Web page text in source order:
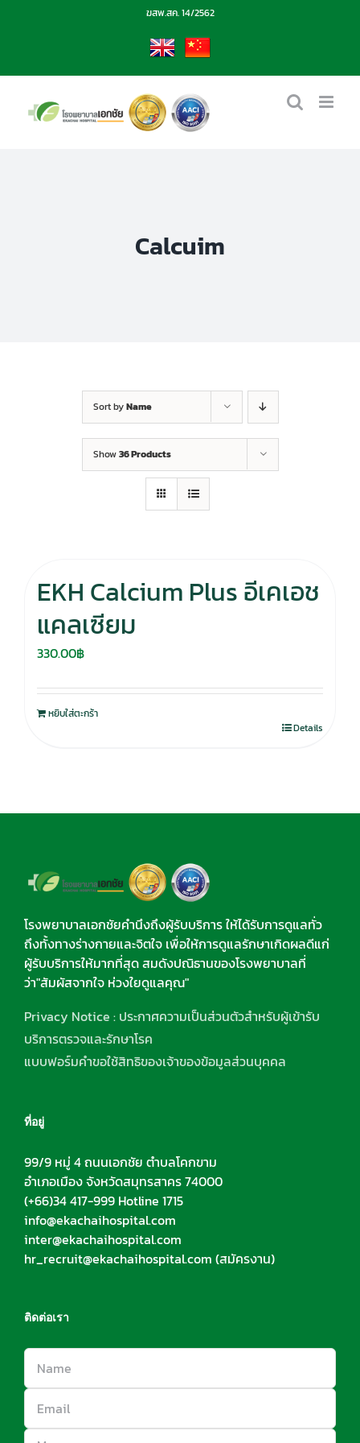
ฆสพ.สค. 14/2562
EN CN
Calcuim
Sort byName
Show36 Products
EKH Calcium Plus อีเคเอช
แคลเซียม
330.00฿
หยิบใส่ตะกร้า
Details
โรงพยาบาลเอกชัยคำนึงถึงผู้รับบริการ ให้ได้รับการดูแลทั่ว
ถึงทั้งทางร่างกายและจิตใจ เพื่อให้การดูแลรักษาเกิดผลดีแก่
ผู้รับบริการให้มากที่สุด สมดังปณิธานของโรงพยาบาลที่
ว่า"สัมผัสจากใจ ห่วงใยดูแลคุณ"
Privacy Notice : ประกาศความเป็นส่วนตัวสำหรับผู้เข้ารับ
บริการตรวจและรักษาโรค
แบบฟอร์มคำขอใช้สิทธิของเจ้าของข้อมูลส่วนบุคคล
ที่อยู่
99/9 หมู่ 4 ถนนเอกชัย ตำบลโคกขาม
อำเภอเมือง จังหวัดสมุทรสาคร 74000
(+66)34 417-999 Hotline 1715
info@ekachaihospital.com
inter@ekachaihospital.com
hr_recruit@ekachaihospital.com (สมัครงาน)
ติดต่อเรา